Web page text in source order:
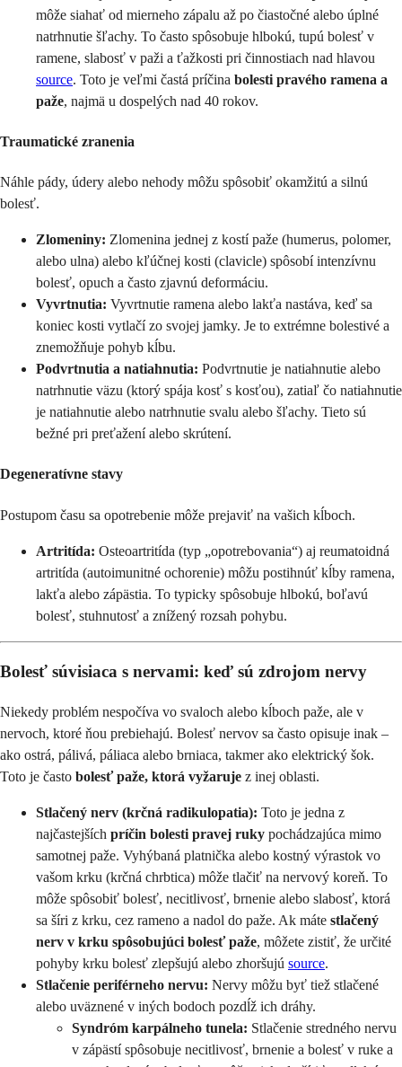
môže siahať od mierneho zápalu až po čiastočné alebo úplné
natrhnutie šľachy. To často spôsobuje hlbokú, tupú bolesť v
ramene, slabosť v paži a ťažkosti pri činnostiach nad hlavou
source. Toto je veľmi častá príčina bolesti pravého ramena a
paže, najmä u dospelých nad 40 rokov.
Traumatické zranenia
Náhle pády, údery alebo nehody môžu spôsobiť okamžitú a silnú
bolesť.
Zlomeniny: Zlomenina jednej z kostí paže (humerus, polomer,
alebo ulna) alebo kľúčnej kosti (clavicle) spôsobí intenzívnu
bolesť, opuch a často zjavnú deformáciu.
Vyvrtnutia: Vyvrtnutie ramena alebo lakťa nastáva, keď sa
koniec kosti vytlačí zo svojej jamky. Je to extrémne bolestivé a
znemožňuje pohyb kĺbu.
Podvrtnutia a natiahnutia: Podvrtnutie je natiahnutie alebo
natrhnutie väzu (ktorý spája kosť s kosťou), zatiaľ čo natiahnutie
je natiahnutie alebo natrhnutie svalu alebo šľachy. Tieto sú
bežné pri preťažení alebo skrútení.
Degeneratívne stavy
Postupom času sa opotrebenie môže prejaviť na vašich kĺboch.
Artritída: Osteoartritída (typ „opotrebovania“) aj reumatoidná
artritída (autoimunitné ochorenie) môžu postihnúť kĺby ramena,
lakťa alebo zápästia. To typicky spôsobuje hlbokú, boľavú
bolesť, stuhnutosť a znížený rozsah pohybu.
Bolesť súvisiaca s nervami: keď sú zdrojom nervy
Niekedy problém nespočíva vo svaloch alebo kĺboch paže, ale v
nervoch, ktoré ňou prebiehajú. Bolesť nervov sa často opisuje inak –
ako ostrá, pálivá, páliaca alebo brniaca, takmer ako elektrický šok.
Toto je často bolesť paže, ktorá vyžaruje z inej oblasti.
Stlačený nerv (krčná radikulopatia): Toto je jedna z
najčastejších príčin bolesti pravej ruky pochádzajúca mimo
samotnej paže. Vyhýbaná platnička alebo kostný výrastok vo
vašom krku (krčná chrbtica) môže tlačiť na nervový koreň. To
môže spôsobiť bolesť, necitlivosť, brnenie alebo slabosť, ktorá
sa šíri z krku, cez rameno a nadol do paže. Ak máte stlačený
nerv v krku spôsobujúci bolesť paže, môžete zistiť, že určité
pohyby krku bolesť zlepšujú alebo zhoršujú source.
Stlačenie periférneho nervu: Nervy môžu byť tiež stlačené
alebo uväznené v iných bodoch pozdĺž ich dráhy.
Syndróm karpálneho tunela: Stlačenie stredného nervu
v zápästí spôsobuje necitlivosť, brnenie a bolesť v ruke a